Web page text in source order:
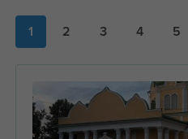
1 2 3 4 5